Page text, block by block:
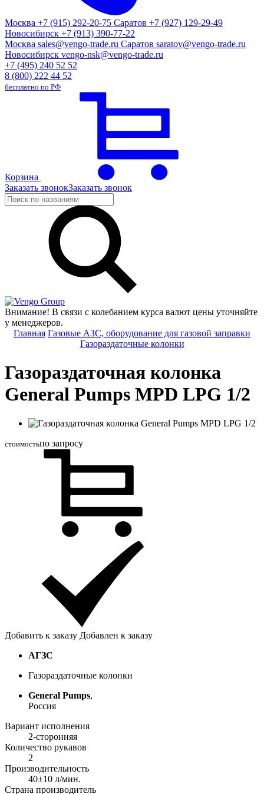
Москва +7 (915) 292-20-75 Саратов +7 (927) 129-29-49
Новосибирск +7 (913) 390-77-22
Москва sales@vengo-trade.ru Саратов saratov@vengo-trade.ru
Новосибирск vengo-nsk@vengo-trade.ru
+7 (495) 240 52 52
8 (800) 222 44 52
бесплатно по РФ
Корзина
Заказать звонокЗаказать звонок
Group
Внимание! В связи с колебанием курса валют цены уточняйте
у менеджеров.
Главная Газовые АЗС, оборудование для газовой заправки
Газораздаточные колонки
Газораздаточная колонка
General Pumps MPD LPG 1/2
стоимостьпо запросу
Добавить к заказу Добавлен к заказу
АГЗС
Газораздаточные колонки
General Pumps,
Россия
Вариант исполнения
2-сторонняя
Количество рукавов
2
Производительность
40±10 л/мин.
Страна производитель